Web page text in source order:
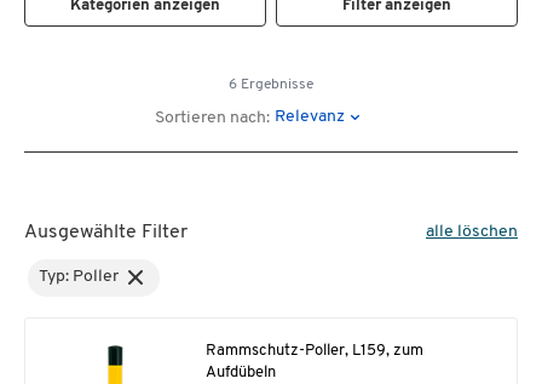
Kategorien anzeigen Filter anzeigen
6 Ergebnisse
Sortieren nach: Relevanz
Ausgewählte Filter alle löschen
Typ: Poller
Rammschutz-Poller, L159, zum
Aufdübeln